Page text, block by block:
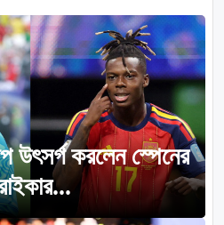
উৎসর্গ করলেন স্পেনের